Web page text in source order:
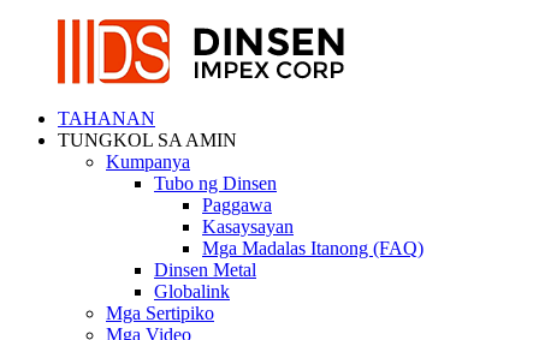
TAHANAN
TUNGKOL SA AMIN
Kumpanya
Tubo ng Dinsen
Paggawa
Kasaysayan
Mga Madalas Itanong (FAQ)
Dinsen Metal
Globalink
Mga Sertipiko
Mga Video